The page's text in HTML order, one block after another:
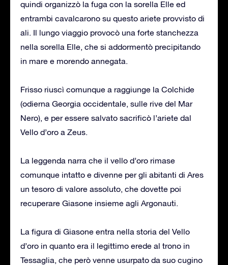
quindi organizzò la fuga con la sorella Elle ed
entrambi cavalcarono su questo ariete provvisto di
ali. Il lungo viaggio provocò una forte stanchezza
nella sorella Elle, che si addormentò precipitando
in mare e morendo annegata.
Frisso riuscì comunque a raggiunge la Colchide
(odierna Georgia occidentale, sulle rive del Mar
Nero), e per essere salvato sacrificò l’ariete dal
Vello d’oro a Zeus.
La leggenda narra che il vello d’oro rimase
comunque intatto e divenne per gli abitanti di Ares
un tesoro di valore assoluto, che dovette poi
recuperare Giasone insieme agli Argonauti.
La figura di Giasone entra nella storia del Vello
d’oro in quanto era il legittimo erede al trono in
Tessaglia, che però venne usurpato da suo cugino